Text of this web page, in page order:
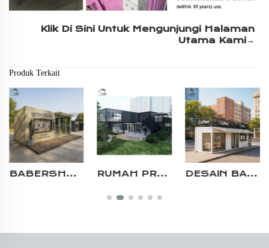
Klik Di Sini Untuk Mengunjungi Halaman
Utama Kami→
Produk Terkait
RUMAH PREFAB MODULAR CUSTOM PROFESIONAL BANGUNAN CEPAT UNTUK KANTOR SEMENTARA DI LOKASI KONSTRUKSI APARTEMEN BAJA DESAIN BARU MODERN 2 LANTAI PORTABLE PREFABRIKASI BAJA MODULAR KONTAINER PENGIRIMAN TOKO KOPI KAFE DENGAN JENDELA PELAYANAN SOLUSI PROYEK DAPUR KONTAINER MAKANAN KASUAL MODUL PREFABRIKASI PENGIRIMAN KOMERSIAL LUAR RUANGAN DENGAN TATA LETAK KHUSUS